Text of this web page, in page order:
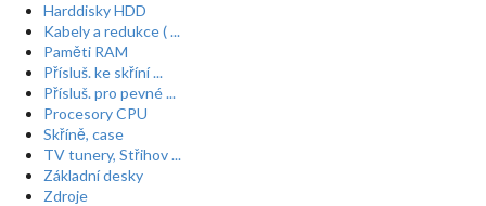
Harddisky HDD
Kabely a redukce ( ...
Paměti RAM
Přísluš. ke skříní ...
Přísluš. pro pevné ...
Procesory CPU
Skříně, case
TV tunery, Střihov ...
Základní desky
Zdroje